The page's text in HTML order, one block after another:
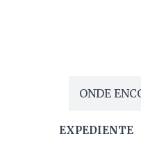
ONDE
EXPEDIENTE